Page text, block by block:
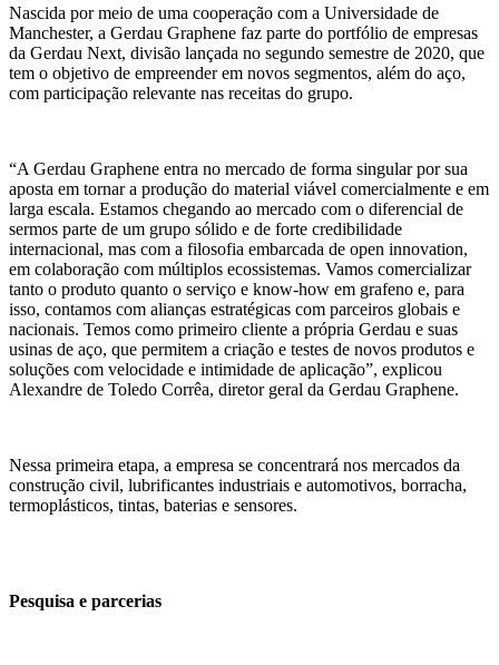
Nascida por meio de uma cooperação com a Universidade de
Manchester, a Gerdau Graphene faz parte do portfólio de empresas
da Gerdau Next, divisão lançada no segundo semestre de 2020, que
tem o objetivo de empreender em novos segmentos, além do aço,
com participação relevante nas receitas do grupo.
“A Gerdau Graphene entra no mercado de forma singular por sua
aposta em tornar a produção do material viável comercialmente e em
larga escala. Estamos chegando ao mercado com o diferencial de
sermos parte de um grupo sólido e de forte credibilidade
internacional, mas com a filosofia embarcada de open innovation,
em colaboração com múltiplos ecossistemas. Vamos comercializar
tanto o produto quanto o serviço e know-how em grafeno e, para
isso, contamos com alianças estratégicas com parceiros globais e
nacionais. Temos como primeiro cliente a própria Gerdau e suas
usinas de aço, que permitem a criação e testes de novos produtos e
soluções com velocidade e intimidade de aplicação”, explicou
Alexandre de Toledo Corrêa, diretor geral da Gerdau Graphene.
Nessa primeira etapa, a empresa se concentrará nos mercados da
construção civil, lubrificantes industriais e automotivos, borracha,
termoplásticos, tintas, baterias e sensores.
Pesquisa e parcerias